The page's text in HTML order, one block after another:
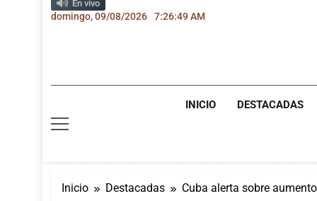
En vivo
domingo, 09/08/2026 7:26:50 AM
INICIO DESTACADAS
Inicio Destacadas Cuba alerta sobre